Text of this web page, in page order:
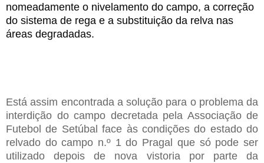
nomeadamente o nivelamento do campo, a correção
do sistema de rega e a substituição da relva nas
áreas degradadas.
Está assim encontrada a solução para o problema da
interdição do campo decretada pela Associação de
Futebol de Setúbal face às condições do estado do
relvado do campo n.º 1 do Pragal que só pode ser
utilizado depois de nova vistoria por parte da